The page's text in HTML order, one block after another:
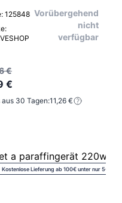
125848 Vorübergehend
nicht
verfügbar
€
€
aus 30 Tagen:11,26 €
Kostenlose Lieferung ab 100€ unter nur 5€